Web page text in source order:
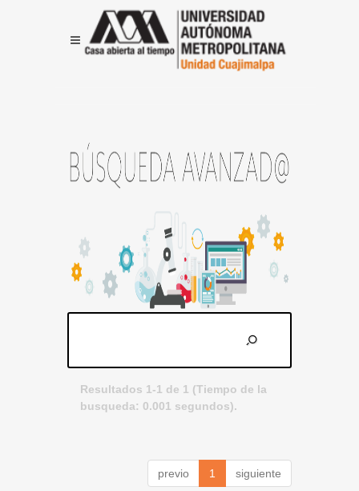
Resultados 1-1 de 1 (Tiempo de la
busqueda: 0.001 segundos).
previo 1 siguiente